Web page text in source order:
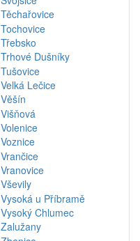
Těchařovice
Tochovice
Třebsko
Trhové Dušníky
Tušovice
Velká Lečice
Věšín
Višňová
Volenice
Voznice
Vrančice
Vranovice
Vševily
Vysoká u Příbramě
Vysoký Chlumec
Zalužany